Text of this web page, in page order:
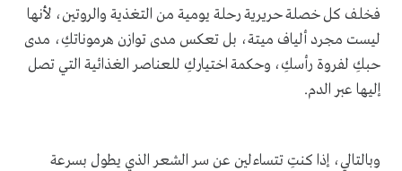
فخلف كل خصلة حريرية رحلة يومية من التغذية والروتين، لأنها
ليست مجرد ألياف ميتة، بل تعكس مدى توازن هرموناتكِ، مدى
حبكِ لفروة رأسكِ، وحكمة اختياركِ للعناصر الغذائية التي تصل
إليها عبر الدم.
وبالتالي، إذا كنتِ تتساءلين عن سر الشعر الذي يطول بسرعة